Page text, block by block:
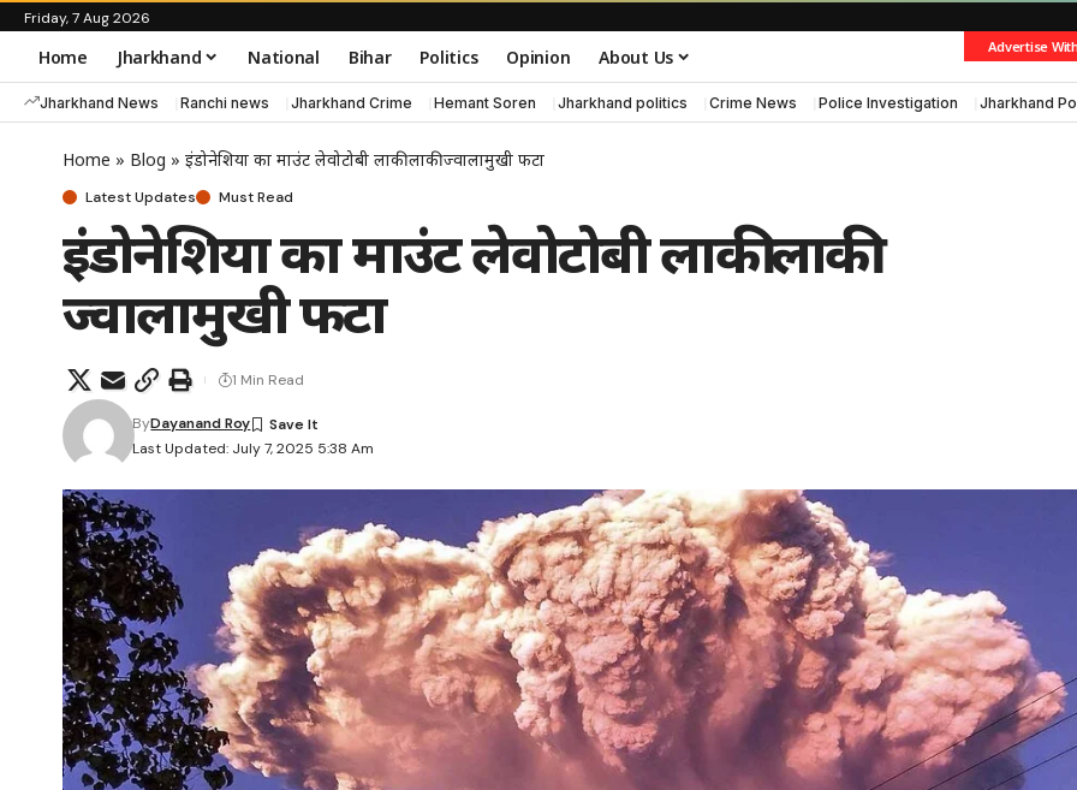
Friday, 7 Aug 2026
Home Jharkhand National Bihar Politics Opinion About Us Advertise
Jharkhand News Ranchi news Jharkhand Crime Hemant Soren Jharkhand politics Crime News Police Investigation Jharkhand
Home » Blog » इंडोनेशिया का माउंट लेवोटोबी लाकी लाकी ज्वालामुखी फटा
Latest Updates Must Read
इंडोनेशिया का माउंट लेवोटोबी लाकी लाकी
ज्वालामुखी फटा
Last Updated: July 7, 2025 5:38 Am
ByDayanand Roy
1 Min Read